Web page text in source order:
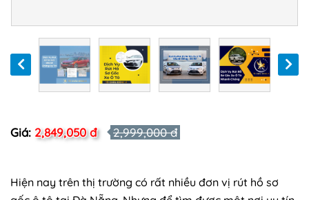
Giá: 2,849,050 đ 2,999,000 đ
Hiện nay trên thị trường có rất nhiều đơn vị rút hồ sơ